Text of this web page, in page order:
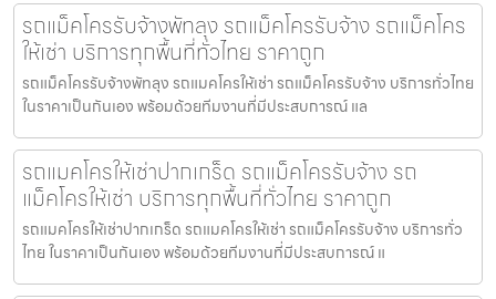
รถแม็คโครรับจ้างพัทลุง รถแม็คโครรับจ้าง รถแม็คโคร
ให้เช่า บริการทุกพื้นที่ทั่วไทย ราคาถูก
รถแม็คโครรับจ้างพัทลุง รถแมคโครให้เช่า รถแม็คโครรับจ้าง บริการทั่วไทย
ในราคาเป็นกันเอง พร้อมด้วยทีมงานที่มีประสบการณ์ แล
รถแมคโครให้เช่าปากเกร็ด รถแม็คโครรับจ้าง รถ
แม็คโครให้เช่า บริการทุกพื้นที่ทั่วไทย ราคาถูก
รถแมคโครให้เช่าปากเกร็ด รถแมคโครให้เช่า รถแม็คโครรับจ้าง บริการทั่ว
ไทย ในราคาเป็นกันเอง พร้อมด้วยทีมงานที่มีประสบการณ์ แ